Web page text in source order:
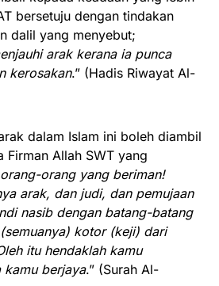
bersetuju dengan tindakan
dalil yang menyebut;
arak kerana ia punca
kerosakan.” (Hadis Riwayat Al-
dalam Islam ini boleh diambil
Firman Allah SWT yang
orang-orang yang beriman!
arak, dan judi, dan pemujaan
nasib dengan batang-batang
kotor (keji) dari
itu hendaklah kamu
kamu berjaya.” (Surah Al-